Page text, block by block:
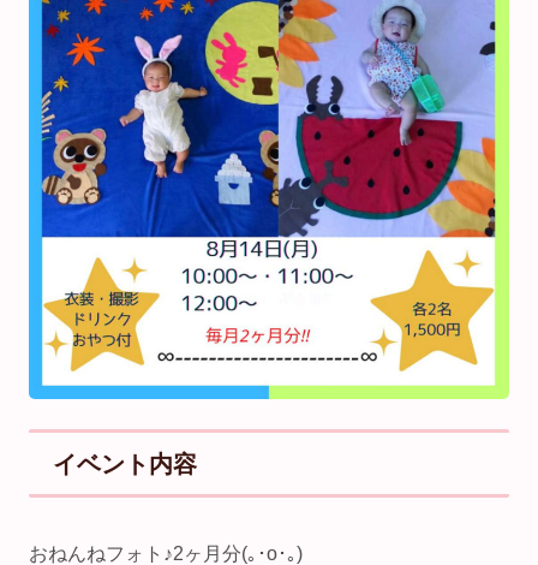
イベント内容
おねんねフォト♪2ヶ月分(｡･о･｡)